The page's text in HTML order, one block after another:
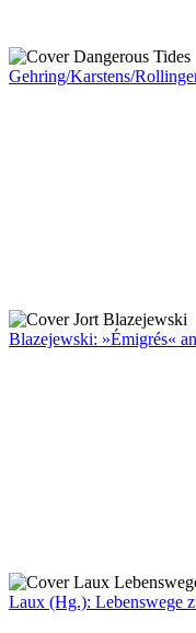
Gehring/Karstens/
Blazejewski: »Émigrés«
Laux (Hg.): Lebenswege